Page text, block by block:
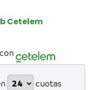
Cetelem
cuotas